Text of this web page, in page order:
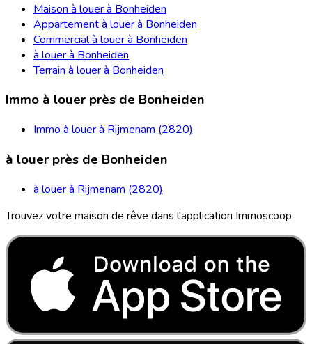
Maison à louer à Bonheiden
Appartement à louer à Bonheiden
Commercial à louer à Bonheiden
à louer à Bonheiden
Terrain à louer à Bonheiden
Immo à louer près de Bonheiden
Immo à louer à Rijmenam (2820)
à louer près de Bonheiden
à louer à Rijmenam (2820)
Trouvez votre maison de rêve dans l'application Immoscoop